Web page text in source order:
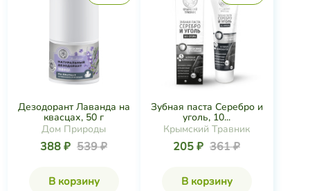
Дезодорант Лаванда на
квасцах, 50 г
Дом Природы
388 ₽ 539 ₽
В корзину
Зубная паста Серебро и
уголь, 10...
Крымский Травник
205 ₽ 361 ₽
В корзину